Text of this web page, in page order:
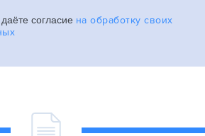
согласие на обработку своих